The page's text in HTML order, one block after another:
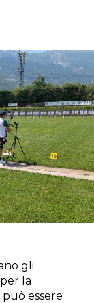
gli
la
può essere